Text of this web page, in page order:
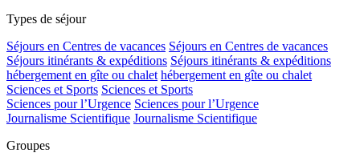
Types de séjour
Séjours en Centres de vacances Séjours en Centres de vacances
Séjours itinérants & expéditions Séjours itinérants & expéditions
hébergement en gîte ou chalet hébergement en gîte ou chalet
Sciences et Sports Sciences et Sports
Sciences pour l’Urgence Sciences pour l’Urgence
Journalisme Scientifique Journalisme Scientifique
Groupes